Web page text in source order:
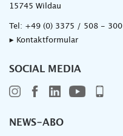
15745 Wildau
Tel: +49 (0) 3375 / 508 - 300
▸ Kontaktformular
SOCIAL MEDIA
NEWS-ABO